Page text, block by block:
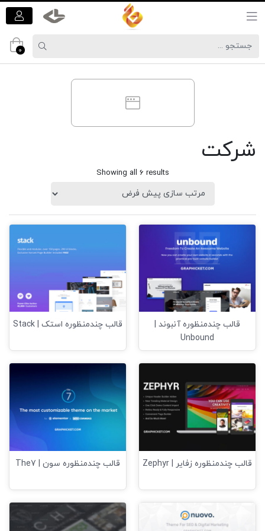
0
شرکت
Showing all 6 results
قالب چندمنظوره آنبوند |
Unbound
قالب چندمنظوره استک | Stack
قالب چندمنظوره زفایر | Zephyr قالب چندمنظوره سون | The7